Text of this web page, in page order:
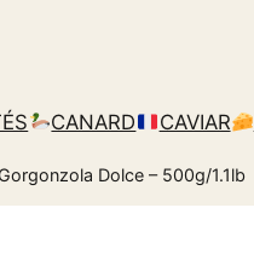
CANARD CAVIAR
Dolce – 500g/1.1lb